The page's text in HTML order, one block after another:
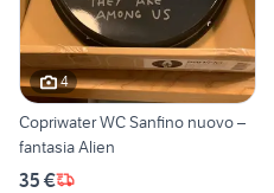
4
Copriwater WC Sanfino nuovo –
fantasia Alien
35 €